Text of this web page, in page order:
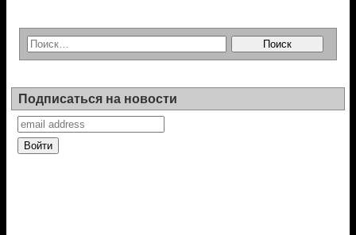
Подписаться на новости